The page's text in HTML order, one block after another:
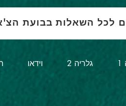
לכל השאלות בבועת
וידאו גלריה 2